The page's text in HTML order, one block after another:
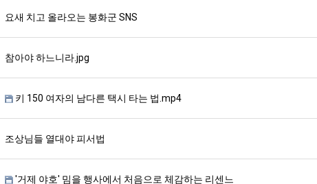
요새 치고 올라오는 봉화군 SNS
참아야 하느니라.jpg
키 150 여자의 남다른 택시 타는 법.mp4
조상님들 열대야 피서법
'거제 야호' 밈을 행사에서 처음으로 체감하는 리센느